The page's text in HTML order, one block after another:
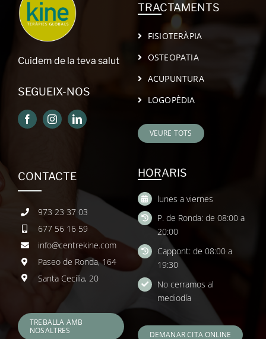
Cuidem de la teva salut
SEGUEIX-NOS
TRACTAMENTS
FISIOTERÀPIA
OSTEOPATIA
ACUPUNTURA
LOGOPÈDIA
VEURE TOTS
CONTACTE
973 23 37 03
677 56 16 59
info@centrekine.com
Paseo de Ronda, 164
Santa Cecília, 20
TREBALLA AMB
NOSALTRES
HORARIS
lunes a viernes
P. de Ronda: de 08:00 a
20:00
Cappont: de 08:00 a
19:30
No cerramos al
mediodía
DEMANAR CITA ONLINE